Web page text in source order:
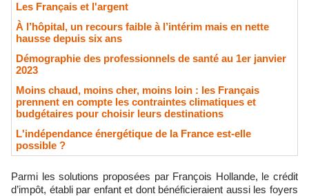
Les Français et l'argent
À l’hôpital, un recours faible à l’intérim mais en nette
hausse depuis six ans
Démographie des professionnels de santé au 1er janvier
2023
Moins chaud, moins cher, moins loin : les Français
prennent en compte les contraintes climatiques et
budgétaires pour choisir leurs destinations
L'indépendance énergétique de la France est-elle
possible ?
Parmi les solutions proposées par François Hollande, le crédit
d’impôt, établi par enfant et dont bénéficieraient aussi les foyers